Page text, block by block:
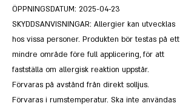
ÖPPNINGSDATUM: 2025-04-23
SKYDDSANVISNINGAR: Allergier kan utvecklas
hos vissa personer. Produkten bör testas på ett
mindre område före full applicering, för att
fastställa om allergisk reaktion uppstår.
Förvaras på avstånd från direkt solljus.
Förvaras i rumstemperatur. Ska inte användas